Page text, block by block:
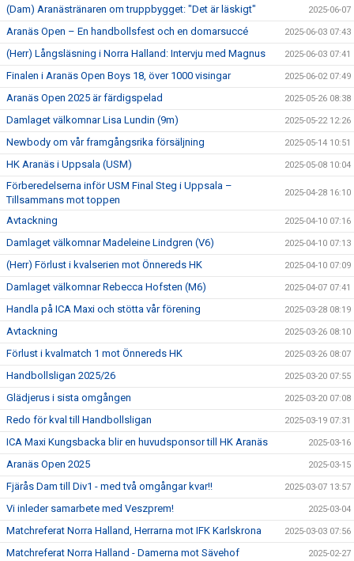
(Dam) Aranästränaren om truppbygget: "Det är läskigt" 2025-06-07
Aranäs Open – En handbollsfest och en domarsuccé 2025-06-03 07:43
(Herr) Långsläsning i Norra Halland: Intervju med Magnus 2025-06-03 07:41
Finalen i Aranäs Open Boys 18, över 1000 visingar 2025-06-02 07:49
Aranäs Open 2025 är färdigspelad 2025-05-26 08:38
Damlaget välkomnar Lisa Lundin (9m) 2025-05-22 12:26
Newbody om vår framgångsrika försäljning 2025-05-14 10:51
HK Aranäs i Uppsala (USM) 2025-05-08 10:04
Förberedelserna inför USM Final Steg i Uppsala –
Tillsammans mot toppen
2025-04-28 16:10
Avtackning 2025-04-10 07:16
Damlaget välkomnar Madeleine Lindgren (V6) 2025-04-10 07:13
(Herr) Förlust i kvalserien mot Önnereds HK 2025-04-10 07:09
Damlaget välkomnar Rebecca Hofsten (M6) 2025-04-07 07:41
Handla på ICA Maxi och stötta vår förening 2025-03-28 08:19
Avtackning 2025-03-26 08:10
Förlust i kvalmatch 1 mot Önnereds HK 2025-03-26 08:07
Handbollsligan 2025/26 2025-03-20 07:55
Glädjerus i sista omgången 2025-03-20 07:08
Redo för kval till Handbollsligan 2025-03-19 07:31
ICA Maxi Kungsbacka blir en huvudsponsor till HK Aranäs 2025-03-16
Aranäs Open 2025 2025-03-15
Fjärås Dam till Div1 - med två omgångar kvar!! 2025-03-07 13:57
Vi inleder samarbete med Veszprem! 2025-03-04
Matchreferat Norra Halland, Herrarna mot IFK Karlskrona 2025-03-03 07:56
Matchreferat Norra Halland - Damerna mot Sävehof 2025-02-27